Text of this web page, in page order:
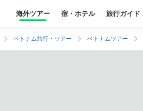
海外ツアー 宿・ホテル 旅行ガイド
ベトナム旅行・ツアー ベトナムツアー